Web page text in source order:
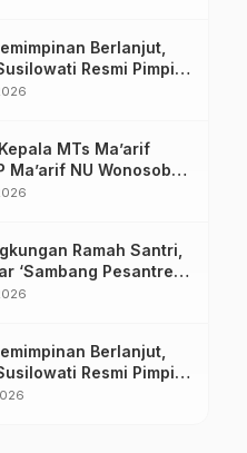
Berlanjut,
Resmi Pimpin
Sapuran
MTs Ma’arif
Ma’arif NU Wonosobo
Amanah
Ramah Santri,
‘Sambang Pesantren’
Berlanjut,
Resmi Pimpin
Sapuran